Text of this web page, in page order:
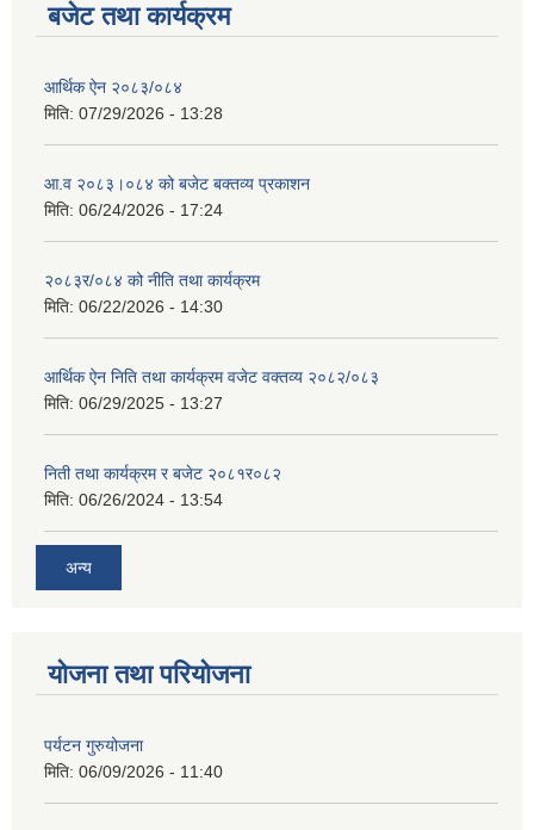
बजेट तथा कार्यक्रम
आर्थिक ऐन २०८३/०८४
मिति: 07/29/2026 - 13:28
आ.व २०८३।०८४ को बजेट बक्तव्य प्रकाशन
मिति: 06/24/2026 - 17:24
२०८३र/०८४ को नीति तथा कार्यक्रम
मिति: 06/22/2026 - 14:30
आर्थिक ऐन निति तथा कार्यक्रम वजेट वक्तव्य २०८२/०८३
मिति: 06/29/2025 - 13:27
निती तथा कार्यक्रम र बजेट २०८१र०८२
मिति: 06/26/2024 - 13:54
अन्य
योजना तथा परियोजना
पर्यटन गुरुयोजना
मिति: 06/09/2026 - 11:40